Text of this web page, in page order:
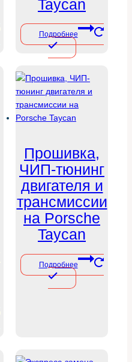
Taycan
Подробнее
Прошивка,
ЧИП-тюнинг
двигателя и
трансмиссии
на Porsche
Taycan
Подробнее